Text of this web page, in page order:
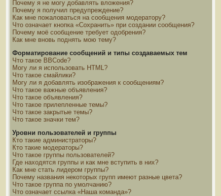
Почему я не могу добавлять вложения?
Почему я получил предупреждение?
Как мне пожаловаться на сообщения модератору?
Что означает кнопка «Сохранить» при создании сообщения?
Почему моё сообщение требует одобрения?
Как мне вновь поднять мою тему?
Форматирование сообщений и типы создаваемых тем
Что такое BBCode?
Могу ли я использовать HTML?
Что такое смайлики?
Могу ли я добавлять изображения к сообщениям?
Что такое важные объявления?
Что такое объявления?
Что такое прилепленные темы?
Что такое закрытые темы?
Что такое значки тем?
Уровни пользователей и группы
Кто такие администраторы?
Кто такие модераторы?
Что такое группы пользователей?
Где находятся группы и как мне вступить в них?
Как мне стать лидером группы?
Почему названия некоторых групп имеют разные цвета?
Что такое группа по умолчанию?
Что означает ссылка «Наша команда»?